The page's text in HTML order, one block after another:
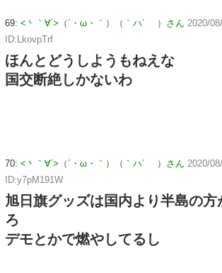
69: <丶｀∀´>（´・ω・｀）（｀ハ´ ）さん 2020/
ID:LkovpTrf
ほんとどうしようもねえな
国交断絶しかないわ
70: <丶｀∀´>（´・ω・｀）（｀ハ´ ）さん 2020/
ID:y7pM191W
旭日旗グッズは国内より半島の方
ろ
デモとかで燃やしてるし